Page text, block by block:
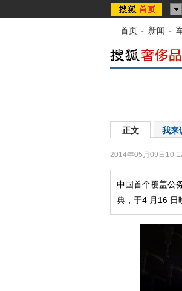
首页 - 新闻 -
正文 我来
2014年05月09日
中国首个覆盖公
典，于4 月16 日